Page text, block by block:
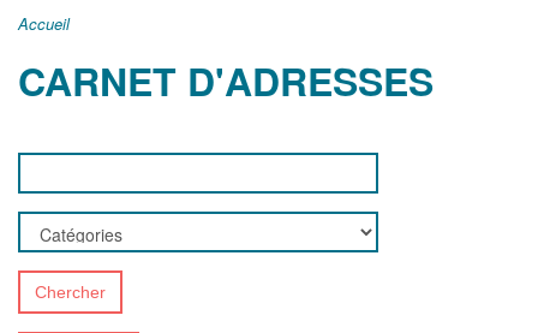
Accueil
CARNET D'ADRESSES
Chercher